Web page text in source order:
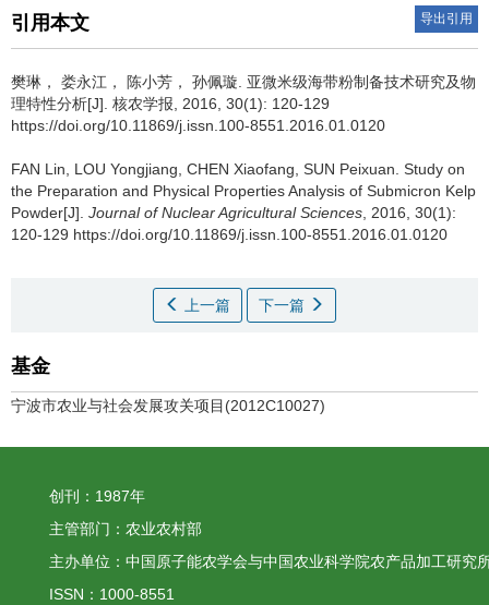
引用本文 导出引用
樊琳， 娄永江， 陈小芳， 孙佩璇. 亚微米级海带粉制备技术研究及物
理特性分析[J]. 核农学报, 2016, 30(1): 120-129
https://doi.org/10.11869/j.issn.100-8551.2016.01.0120
FAN Lin, LOU Yongjiang, CHEN Xiaofang, SUN Peixuan. Study on
the Preparation and Physical Properties Analysis of Submicron Kelp
Powder[J]. Journal of Nuclear Agricultural Sciences , 2016, 30(1):
120-129 https://doi.org/10.11869/j.issn.100-8551.2016.01.0120
上一篇 下一篇
基金
宁波市农业与社会发展攻关项目(2012C10027)
创刊：1987年
主管部门：农业农村部
主办单位：中国原子能农学会与中国农业科学院农产品加工研究
ISSN：1000-8551